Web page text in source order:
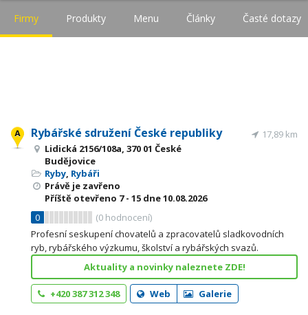
Firmy Produkty Menu Články Časté dotazy
Rybářské sdružení České republiky
Lidická 2156/108a, 370 01 České
Budějovice
Ryby, Rybáři
Právě je zavřeno
Příště otevřeno 7 - 15 dne 10.08.2026
0
(0 hodnocení)
17,89 km
Profesní seskupení chovatelů a zpracovatelů sladkovodních
ryb, rybářského výzkumu, školství a rybářských svazů.
Aktuality a novinky naleznete ZDE!
+420 387 312 348 Web Galerie